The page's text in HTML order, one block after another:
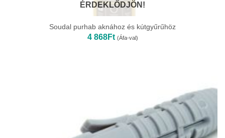
ÉRDEKLŐDJÖN!
Soudal purhab aknához és kútgyűrűhöz
4 868Ft (Áfa-val)